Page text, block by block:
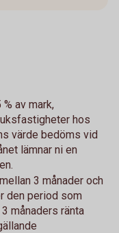
av mark,
hos
värde bedöms vid
lämnar ni en
3 månader och
den period som
månaders ränta